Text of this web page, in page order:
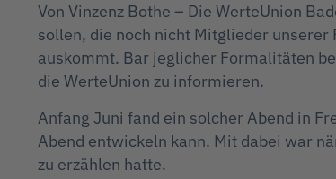
Von Vinzenz Bothe – Die WerteUnion
sollen, die noch nicht Mitglieder
auskommt. Bar jeglicher Formalitäten
die WerteUnion zu informieren.
Anfang Juni fand ein solcher Abend in
Abend entwickeln kann. Mit dabei war
zu erzählen hatte.